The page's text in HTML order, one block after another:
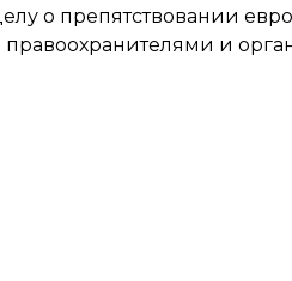
о препятствовании
правоохранителями и